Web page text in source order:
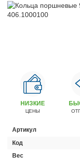
Автомобили
Запчасти
+7 (4162) 22-95-79
Сервисный центр
+7 (4162) 22–95–69
График работы: ПН-
График работы
НИЗКИЕ
ЦЕНЫ
Артикул
Код
Вес